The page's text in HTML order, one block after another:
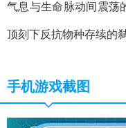
气息与生命脉动间震荡
顶刻下反抗物种存续的
手机游戏截图